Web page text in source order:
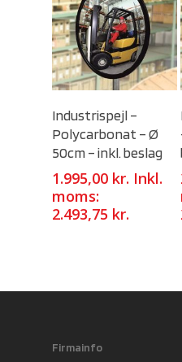
Industrispejl –
Polycarbonat – Ø
50cm – inkl. beslag
1.995,00 kr. Inkl.
moms:
2.493,75 kr.
Firmainfo